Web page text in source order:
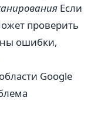
Если
проверить
ошибки,
Google